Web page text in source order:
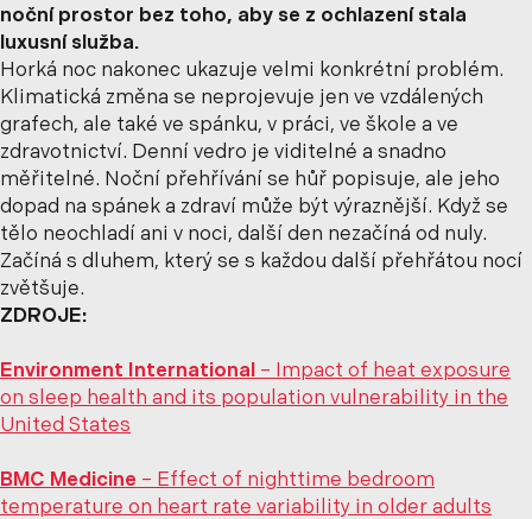
noční prostor bez toho, aby se z ochlazení stala
luxusní služba.
Horká noc nakonec ukazuje velmi konkrétní problém.
Klimatická změna se neprojevuje jen ve vzdálených
grafech, ale také ve spánku, v práci, ve škole a ve
zdravotnictví. Denní vedro je viditelné a snadno
měřitelné. Noční přehřívání se hůř popisuje, ale jeho
dopad na spánek a zdraví může být výraznější. Když se
tělo neochladí ani v noci, další den nezačíná od nuly.
Začíná s dluhem, který se s každou další přehřátou nocí
zvětšuje.
ZDROJE:
Environment International – Impact of heat exposure
on sleep health and its population vulnerability in the
United States
BMC Medicine – Effect of nighttime bedroom
temperature on heart rate variability in older adults